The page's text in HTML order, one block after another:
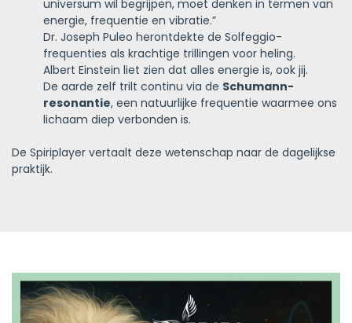
universum wil begrijpen, moet denken in termen van
energie, frequentie en vibratie.”
Dr. Joseph Puleo herontdekte de Solfeggio-
frequenties als krachtige trillingen voor heling.
Albert Einstein liet zien dat alles energie is, ook jij.
De aarde zelf trilt continu via de Schumann-
resonantie, een natuurlijke frequentie waarmee ons
lichaam diep verbonden is.
De Spiriplayer vertaalt deze wetenschap naar de dagelijkse
praktijk.